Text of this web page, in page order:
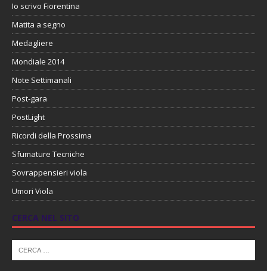
Io scrivo Fiorentina
Matita a segno
Medagliere
Mondiale 2014
Note Settimanali
Post-gara
PostLight
Ricordi della Prossima
Sfumature Tecniche
Sovrappensieri viola
Umori Viola
CERCA NEL SITO